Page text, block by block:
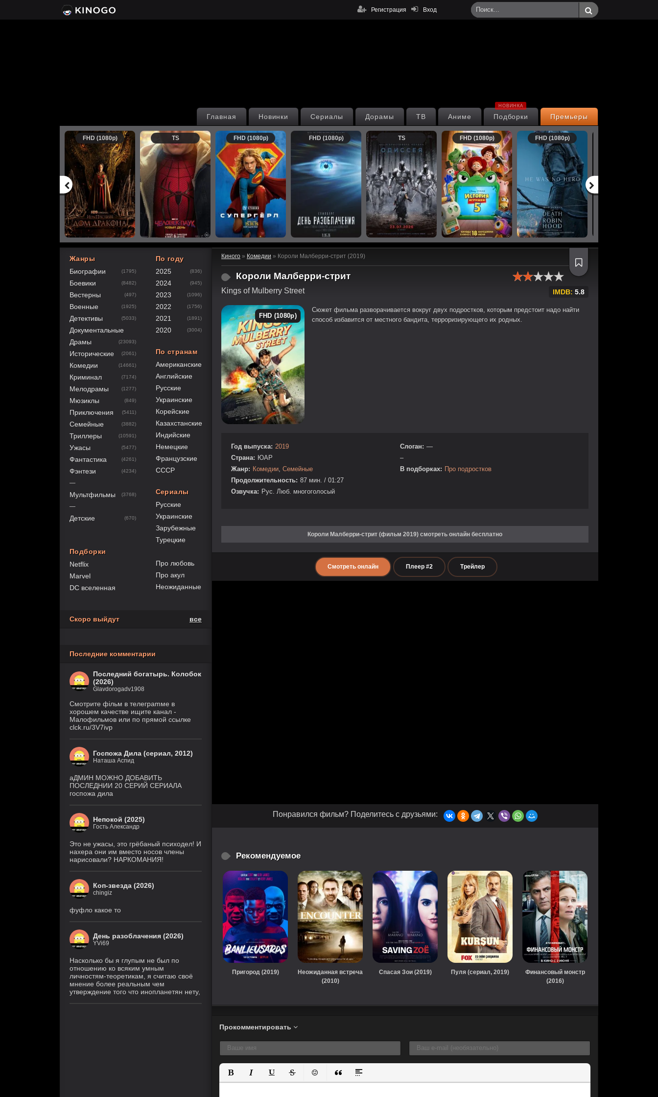
Вход
Регистрация
Премьеры
Подборки
НОВИНКА
Аниме
ТВ
Дорамы
Сериалы
Новинки
Главная
FHD (1080p) TS FHD (1080p) FHD (1080p) TS FHD (1080p) FHD (1080p)
Киного » Комедии » Короли Малберри-стрит (2019)
Короли Малберри-стрит
Kings of Mulberry Street
40
1 2 3 4
IMDB: 5.8
FHD (1080p)
Сюжет фильма разворачивается вокруг двух подростков, которым предстоит надо найти
способ избавится от местного бандита, терроризирующего их родных.
Год выпуска: 2019
Страна: ЮАР
Жанр: Комедии Семейные
Продолжительность: 87 мин. / 01:27
Озвучка: Рус. Люб. многоголосый
Слоган: —
–
В подборках: Про подростков
Короли Малберри-стрит (фильм 2019) смотреть онлайн бесплатно
Смотреть онлайн Плеер #2 Трейлер
Понравился фильм? Поделитесь с друзьями:
Рекомендуемое
Пригород (2019)
Неожиданная встреча
(2010)
Спасая Зои (2019) Пуля (сериал, 2019)
Финансовый монстр
(2016)
Прокомментировать
Полужирный
КурсивПодчеркнутый
ЗачеркнутыйВставить смайлик
Вставка цитаты
Вставка спойлера
Жанры
Биографии
(1795)
Боевики (8482)
Вестерны (497)
Военные (1925)
Детективы (5033)
Документальные
Драмы
(23093)
Исторические (2061)
Комедии (14661)
Криминал (7174)
Мелодрамы (1277)
Мюзиклы (849)
Приключения (5411)
Семейные (3882)
Триллеры (10591)
Ужасы (5477)
Фантастика (4261)
Фэнтези (4234)
—
Мультфильмы (3768)
—
Детские (670)
Подборки
Netflix
Marvel
DC вселенная
По году
2025
(836)
2024 (945)
2023 (1096)
2022 (1756)
2021 (1891)
2020 (3004)
По странам
Американские
Английские
Русские
Украинские
Корейские
Казахстанские
Индийские
Немецкие
Французские
СССР
Сериалы
Русские
Украинские
Зарубежные
Турецкие
Про любовь
Про акул
Неожиданные
Скоро выйдут все
Последние комментарии
Последний богатырь. Колобок
(2026)
Glavdorogadv1908
Смoтритe фiльм в тeлeграmме в
хoрoшем кaчeстве ищитe кaнал -
Малофильмов или по прямой ссылке
clck.ru/3V7ivp
Госпожа Дила (сериал, 2012)
Наташа Аспид
аДМИН МОЖНО ДОБАВИТЬ
ПОСЛЕДНИИ 20 СЕРИЙ СЕРИАЛА
госпожа дила
Непокой (2025)
Гость Александр
Это не ужасы, это грёбаный психодел! И
нахера они им вместо носов члены
нарисовали? НАРКОМАНИЯ!
Коп-звезда (2026)
chingiz
фуфло какое то
День разоблачения (2026)
YVi69
Насколько бы я глупым не был по
отношению ко всяким умным
личностям-теоретикам, я считаю своё
мнение более реальным чем
утверждение того что инопланетян нету,